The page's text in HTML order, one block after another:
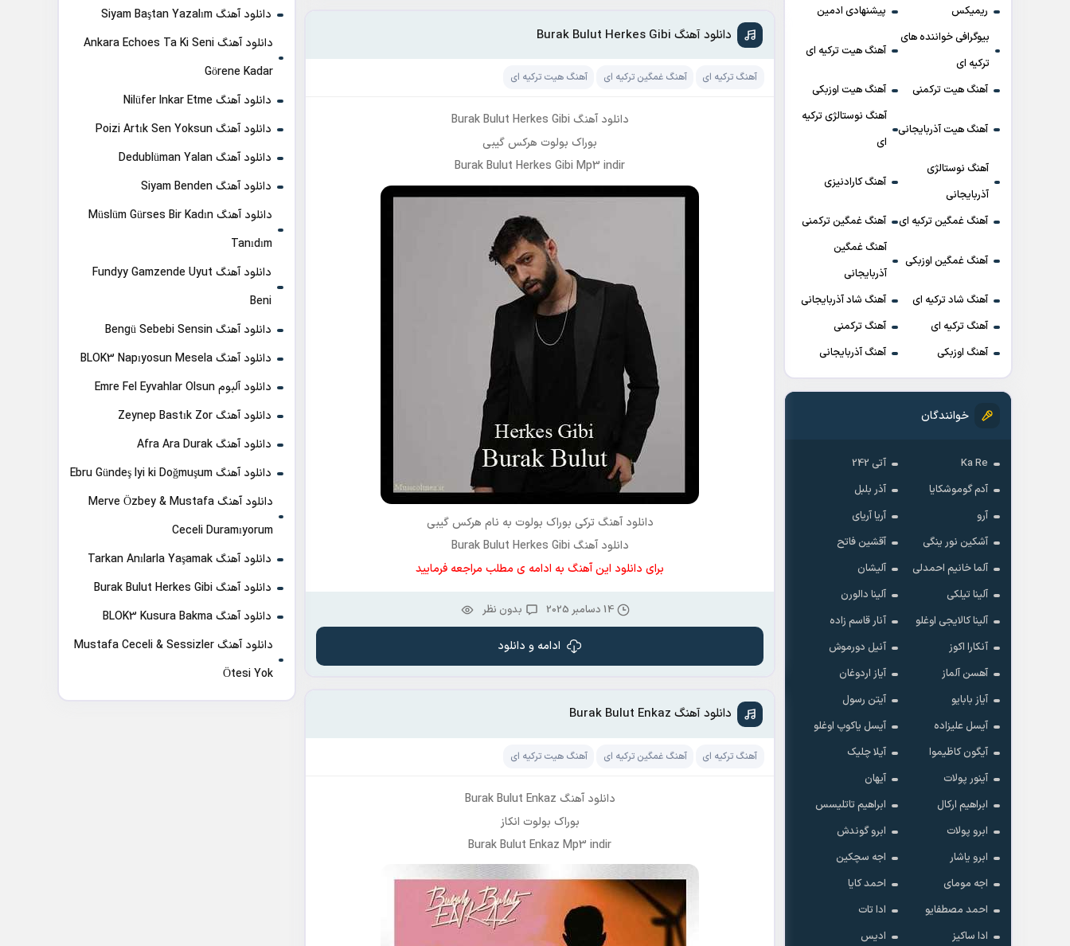
ریمیکس
پیشنهادی ادمین
بیوگرافی خواننده های
ترکیه ای
آهنگ هیت ترکیه ای
آهنگ هیت ترکمنی آهنگ هیت اوزبکی
آهنگ هیت آذربایجانی
آهنگ نوستالژی ترکیه
ای
آهنگ نوستالژی
آذربایجانی
آهنگ کارادنیزی
آهنگ غمگین ترکیه ای آهنگ غمگین ترکمنی
آهنگ غمگین اوزبکی
آهنگ غمگین
آذربایجانی
آهنگ شاد ترکیه ای
آهنگ شاد آذربایجانی
آهنگ ترکیه ای
آهنگ ترکمنی
آهنگ اوزبکی
آهنگ آذربایجانی
خوانندگان
Ka Re
آتی 242
آدم گوموشکایا
آذر بلبل
آرو
آریا آریای
آشکین نور ینگی
آقشین فاتح
آلما خانیم احمدلی
آلیشان
آلینا تیلکی
آلینا دالورن
آلینا کالایجی اوغلو
آنار قاسم زاده
آنکارا اکوز
آنیل دورموش
آهسن آلماز
آیاز اردوغان
آیاز بابایو
آیتن رسول
آیسل علیزاده
آیسل یاکوپ اوغلو
آیگون کاظیموا
آیلا چلیک
آینور پولات
آیهان
ابراهیم ارکال
ابراهیم تاتلیسس
ابرو پولات
ابرو گوندش
ابرو یاشار
اجه سچکین
اجه مومای
احمد کایا
احمد مصطفایو
ادا تات
ادا ساکیز
ادیس
دانلود آهنگ Burak Bulut Herkes Gibi
آهنگ ترکیه ای آهنگ غمگین ترکیه ای آهنگ هیت ترکیه ای
دانلود آهنگ Burak Bulut Herkes Gibi
بوراک بولوت هرکس گیبی
Burak Bulut Herkes Gibi Mp3 indir
دانلود آهنگ ترکی بوراک بولوت به نام هرکس گیبی
دانلود آهنگ Burak Bulut Herkes Gibi
برای دانلود این آهنگ به ادامه ی مطلب مراجعه فرمایید
14 دسامبر 2025 بدون نظر
ادامه و دانلود
دانلود آهنگ Burak Bulut Enkaz
آهنگ ترکیه ای آهنگ غمگین ترکیه ای آهنگ هیت ترکیه ای
دانلود آهنگ Burak Bulut Enkaz
بوراک بولوت انکاز
Burak Bulut Enkaz Mp3 indir
دانلود آهنگ Siyam Baştan Yazalım
دانلود آهنگ Ankara Echoes Ta Ki Seni
Görene Kadar
دانلود آهنگ Nilüfer Inkar Etme
دانلود آهنگ Poizi Artık Sen Yoksun
دانلود آهنگ Dedublüman Yalan
دانلود آهنگ Siyam Benden
دانلود آهنگ Müslüm Gürses Bir Kadın
Tanıdım
دانلود آهنگ Fundyy Gamzende Uyut
Beni
دانلود آهنگ Bengü Sebebi Sensin
دانلود آهنگ BLOK3 Napıyosun Mesela
دانلود آلبوم Emre Fel Eyvahlar Olsun
دانلود آهنگ Zeynep Bastık Zor
دانلود آهنگ Afra Ara Durak
دانلود آهنگ Ebru Gündeş Iyi ki Doğmuşum
دانلود آهنگ Merve Özbey & Mustafa
Ceceli Duramıyorum
دانلود آهنگ Tarkan Anılarla Yaşamak
دانلود آهنگ Burak Bulut Herkes Gibi
دانلود آهنگ BLOK3 Kusura Bakma
دانلود آهنگ Mustafa Ceceli & Sessizler
Ötesi Yok